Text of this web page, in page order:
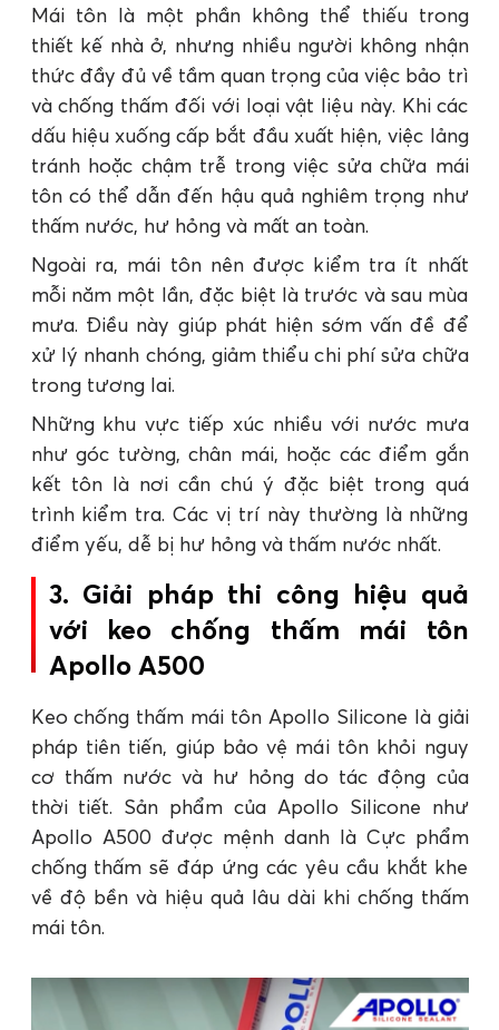
Mái tôn là một phần không thể thiếu trong
thiết kế nhà ở, nhưng nhiều người không nhận
thức đầy đủ về tầm quan trọng của việc bảo trì
và chống thấm đối với loại vật liệu này. Khi các
dấu hiệu xuống cấp bắt đầu xuất hiện, việc lảng
tránh hoặc chậm trễ trong việc sửa chữa mái
tôn có thể dẫn đến hậu quả nghiêm trọng như
thấm nước, hư hỏng và mất an toàn.
Ngoài ra, mái tôn nên được kiểm tra ít nhất
mỗi năm một lần, đặc biệt là trước và sau mùa
mưa. Điều này giúp phát hiện sớm vấn đề để
xử lý nhanh chóng, giảm thiểu chi phí sửa chữa
trong tương lai.
Những khu vực tiếp xúc nhiều với nước mưa
như góc tường, chân mái, hoặc các điểm gắn
kết tôn là nơi cần chú ý đặc biệt trong quá
trình kiểm tra. Các vị trí này thường là những
điểm yếu, dễ bị hư hỏng và thấm nước nhất.
3. Giải pháp thi công hiệu quả
với keo chống thấm mái tôn
Apollo A500
Keo chống thấm mái tôn Apollo Silicone là giải
pháp tiên tiến, giúp bảo vệ mái tôn khỏi nguy
cơ thấm nước và hư hỏng do tác động của
thời tiết. Sản phẩm của Apollo Silicone như
Apollo A500 được mệnh danh là Cực phẩm
chống thấm sẽ đáp ứng các yêu cầu khắt khe
về độ bền và hiệu quả lâu dài khi chống thấm
mái tôn.